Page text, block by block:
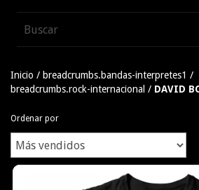
Inicio / breadcrumbs.bandas-interpretes1 /
breadcrumbs.rock-internacional / DAVID
Ordenar por